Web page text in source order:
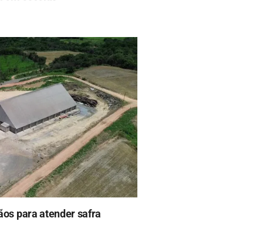
para atender safra